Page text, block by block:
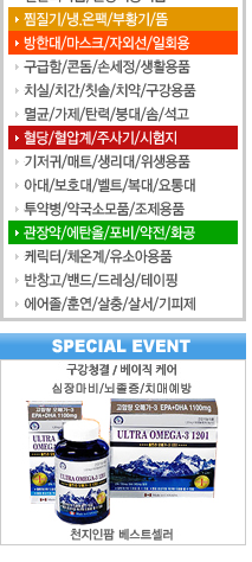
조인트 보스 엠에스
엠(보스웰리아, 비
타민D, 초록입홍합,
상어연골, 콜라겐)
식물성 멜라니
유 멜라니아